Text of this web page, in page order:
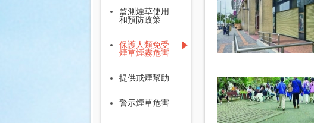
監測煙草使用
和預防政策
保護人類免受
煙草煙霧危害
提供戒煙幫助
警示煙草危害